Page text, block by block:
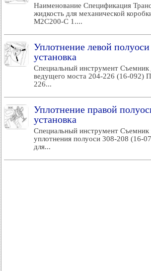
Наименование Спецификация
жидкость для механической
M2C200-C 1....
Уплотнение левой
установка
Специальный инструмент Съемник
ведущего моста 204-226 (16-092)
226...
Уплотнение правой
установка
Специальный инструмент Съемник
уплотнения полуоси 308-208 (16-
для...